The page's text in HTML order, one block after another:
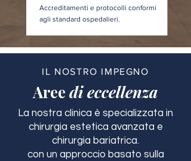
Accreditamenti e protocolli conformi
agli standard ospedalieri.
IL NOSTRO IMPEGNO
Aree di eccellenza
La nostra clinica è specializzata in
chirurgia estetica avanzata e
chirurgia bariatrica.
con un approccio basato sulla